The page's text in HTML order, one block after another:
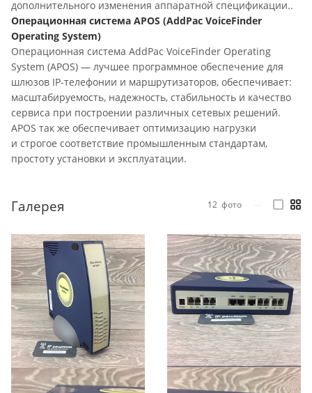
дополнительного изменения аппаратной спецификации..
Операционная система APOS (AddPac VoiceFinder
Operating System)
Операционная система AddPac VoiceFinder Operating
System (APOS) — лучшее программное обеспечение для
шлюзов IP-телефонии и маршрутизаторов, обеспечивает:
масштабируемость, надежность, стабильность и качество
сервиса при построении различных сетевых решений.
APOS так же обеспечивает оптимизацию нагрузки
и строгое соответствие промышленным стандартам,
простоту установки и эксплуатации.
Галерея 12 фото